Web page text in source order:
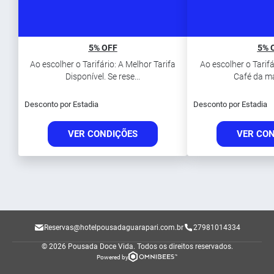
5% OFF
Ao escolher o Tarifário: A Melhor Tarifa
Disponível. Se rese...
Desconto por Estadia
VER CONDIÇÕES
5%
Ao escolher o
Café da
Desconto por Estadia
VER
Reservas@hotelpousadaguarapari.com.br 27981014334
© 2026 Pousada Doce Vida. Todos os direitos reservados.
Powered by